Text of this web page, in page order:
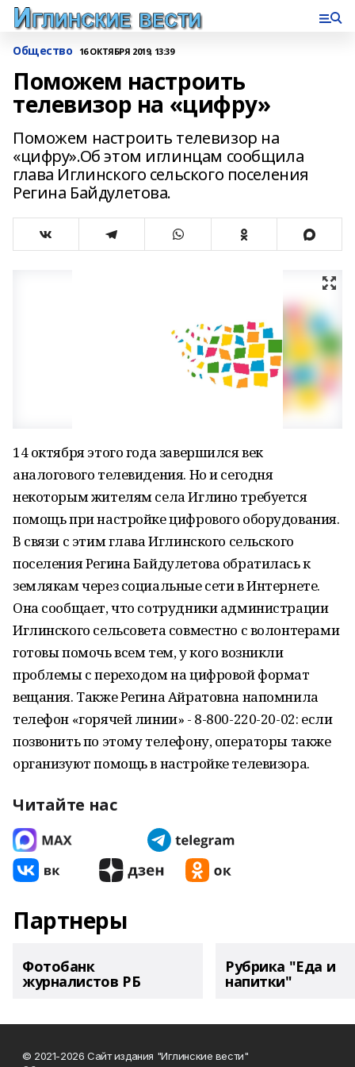
Общество 16 ОКТЯБРЯ 2019, 13:39
Поможем настроить
телевизор на «цифру»
Поможем настроить телевизор на
«цифру».Об этом иглинцам сообщила
глава Иглинского сельского поселения
Регина Байдулетова.
14 октября этого года завершился век
аналогового телевидения. Но и сегодня
некоторым жителям села Иглино требуется
помощь при настройке цифрового оборудования.
В связи с этим глава Иглинского сельского
поселения Регина Байдулетова обратилась к
землякам через социальные сети в Интернете.
Она сообщает, что сотрудники администрации
Иглинского сельсовета совместно с волонтерами
готовы помочь всем тем, у кого возникли
проблемы с переходом на цифровой формат
вещания. Также Регина Айратовна напомнила
телефон «горячей линии» - 8-800-220-20-02: если
позвонить по этому телефону, операторы также
организуют помощь в настройке телевизора.
Читайте нас
Партнеры
Фотобанк
журналистов РБ
Рубрика "Еда и
напитки"
© 2021-2026 Сайт издания "Иглинские вести"